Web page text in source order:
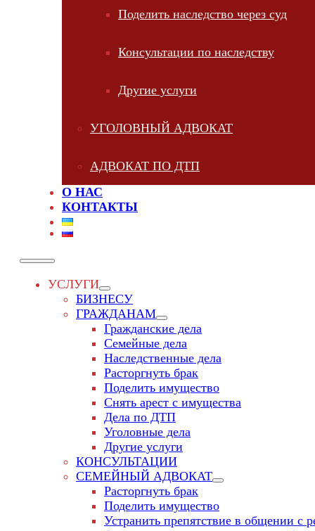
Поделить наследство через суд
Консультации по наследству
Другие услуги
УГОЛОВНЫЙ АДВОКАТ
АДВОКАТ ПО ДТП
О НАС
КОНТАКТЫ
УСЛУГИ
БИЗНЕСУ
ГРАЖДАНАМ
Гражданские дела
Семейные дела
Наследственные дела
Расторгнуть брак
Поделить имущество
Снять арест с имущества
Дела по ДТП
Уголовные дела
Другие услуги
КОНСУЛЬТАЦИИ
СЕМЕЙНЫЙ АДВОКАТ
Расторгнуть брак
Поделить имущество
Устранить препятствие в общении с